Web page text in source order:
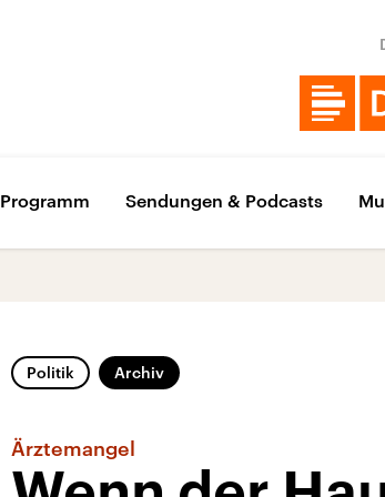
Programm Sendungen & Podcasts
Politik Archiv
Ärztemangel